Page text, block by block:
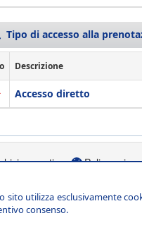
Tipo di accesso alla
Descrizione
Accesso diretto
eventi Policy sui
sito utilizza esclusivamente
consenso.